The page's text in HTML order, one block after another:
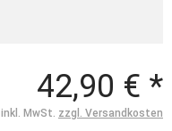
42,90 € *
inkl. MwSt. zzgl. Versandkosten